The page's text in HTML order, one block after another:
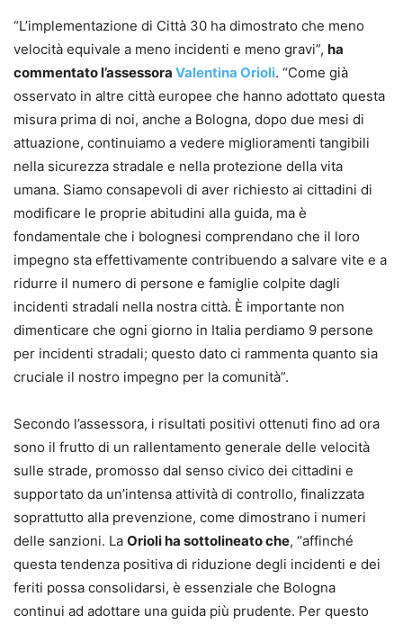
“L’implementazione di Città 30 ha dimostrato che meno
velocità equivale a meno incidenti e meno gravi”, ha
commentato l’assessora Valentina Orioli. “Come già
osservato in altre città europee che hanno adottato questa
misura prima di noi, anche a Bologna, dopo due mesi di
attuazione, continuiamo a vedere miglioramenti tangibili
nella sicurezza stradale e nella protezione della vita
umana. Siamo consapevoli di aver richiesto ai cittadini di
modificare le proprie abitudini alla guida, ma è
fondamentale che i bolognesi comprendano che il loro
impegno sta effettivamente contribuendo a salvare vite e a
ridurre il numero di persone e famiglie colpite dagli
incidenti stradali nella nostra città. È importante non
dimenticare che ogni giorno in Italia perdiamo 9 persone
per incidenti stradali; questo dato ci rammenta quanto sia
cruciale il nostro impegno per la comunità”.
Secondo l’assessora, i risultati positivi ottenuti fino ad ora
sono il frutto di un rallentamento generale delle velocità
sulle strade, promosso dal senso civico dei cittadini e
supportato da un’intensa attività di controllo, finalizzata
soprattutto alla prevenzione, come dimostrano i numeri
delle sanzioni. La Orioli ha sottolineato che, “affinché
questa tendenza positiva di riduzione degli incidenti e dei
feriti possa consolidarsi, è essenziale che Bologna
continui ad adottare una guida più prudente. Per questo